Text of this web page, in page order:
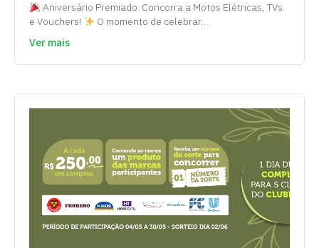
Aniversário Premiado: Concorra a Motos Elétricas, TVs
e Vouchers!
O momento de celebrar…
Ver mais